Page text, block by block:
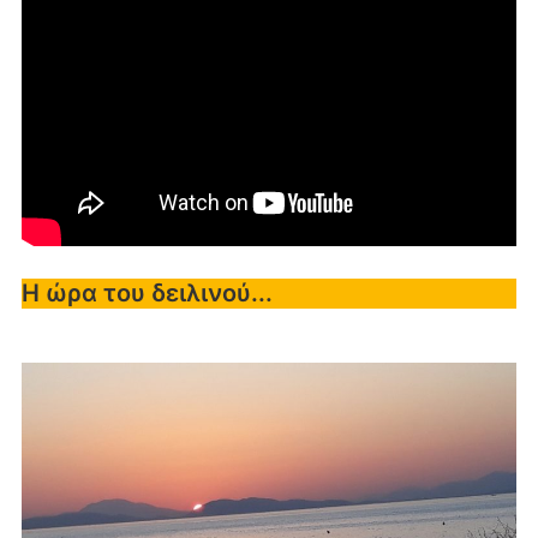
Η ώρα του δειλινού...